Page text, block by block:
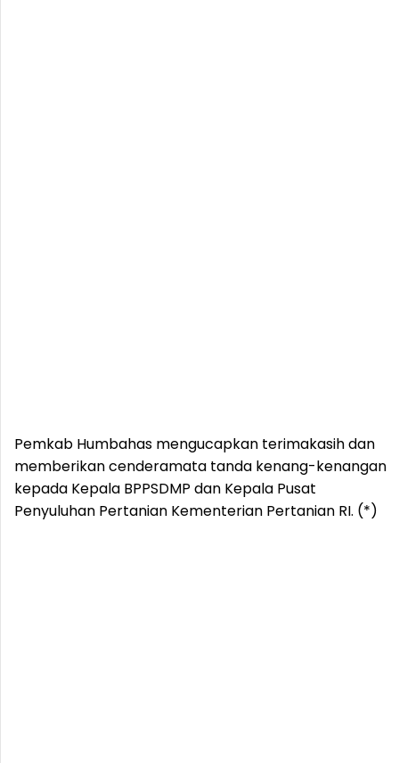
Pemkab Humbahas mengucapkan terimakasih dan
memberikan cenderamata tanda kenang-kenangan
kepada Kepala BPPSDMP dan Kepala Pusat
Penyuluhan Pertanian Kementerian Pertanian RI. (*)